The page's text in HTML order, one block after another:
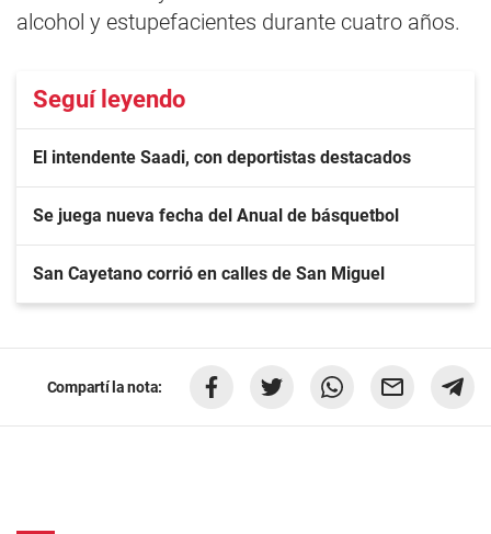
alcohol y estupefacientes durante cuatro años.
Seguí leyendo
El intendente Saadi, con deportistas destacados
Se juega nueva fecha del Anual de básquetbol
San Cayetano corrió en calles de San Miguel
Compartí la nota: